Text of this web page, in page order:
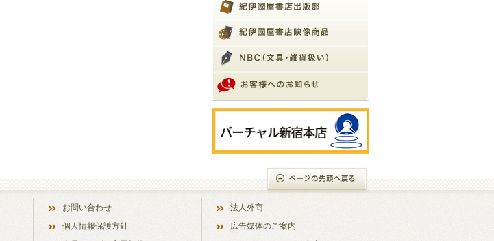
お問い合わせ
個人情報保護方針
法人外商
広告媒体のご案内